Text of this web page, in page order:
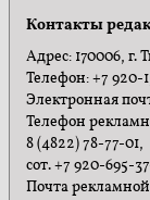
Контакты
Адрес: 170006, г.
Телефон: +7 920-
Электронная
Телефон
8 (4822) 78-77-01,
сот. +7 920-695-
Почта